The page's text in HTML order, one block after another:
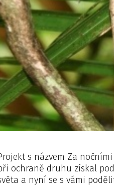
s názvem Za
ochraně druhu získal
a nyní se s vámi